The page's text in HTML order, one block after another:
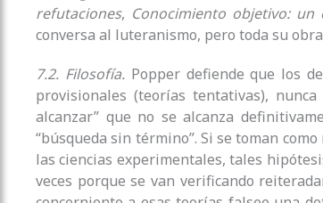
refutaciones, Conocimiento objetivo: un
conversa al luteranismo, pero toda su
7.2. Filosofía.Popper defiende que los
provisionales (teorías tentativas),
alcanzar” que no se alcanza
“búsqueda sin término”. Si se toman
las ciencias experimentales, tales
veces porque se van verificando